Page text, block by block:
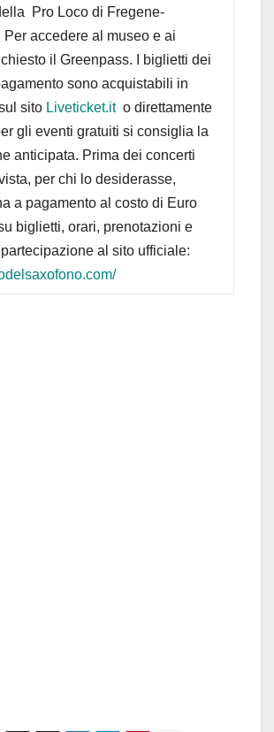
Pro Loco di Fregene-
Per accedere al museo e ai
il Greenpass. I biglietti dei
sono acquistabili in
sito Liveticket.it o direttamente
gli eventi gratuiti si consiglia la
anticipata. Prima dei concerti
per chi lo desiderasse,
a pagamento al costo di Euro
biglietti, orari, prenotazioni e
al sito ufficiale: